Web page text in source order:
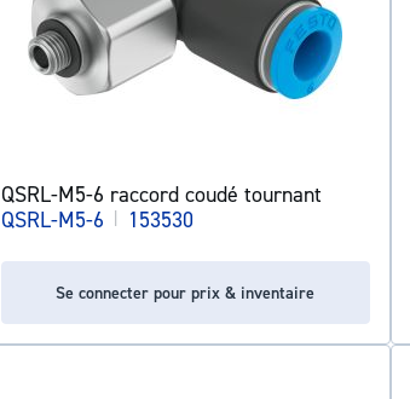
QSRL-M5-6 raccord coudé tournant
QSRL-M5-6 | 153530
Se connecter pour prix & inventaire